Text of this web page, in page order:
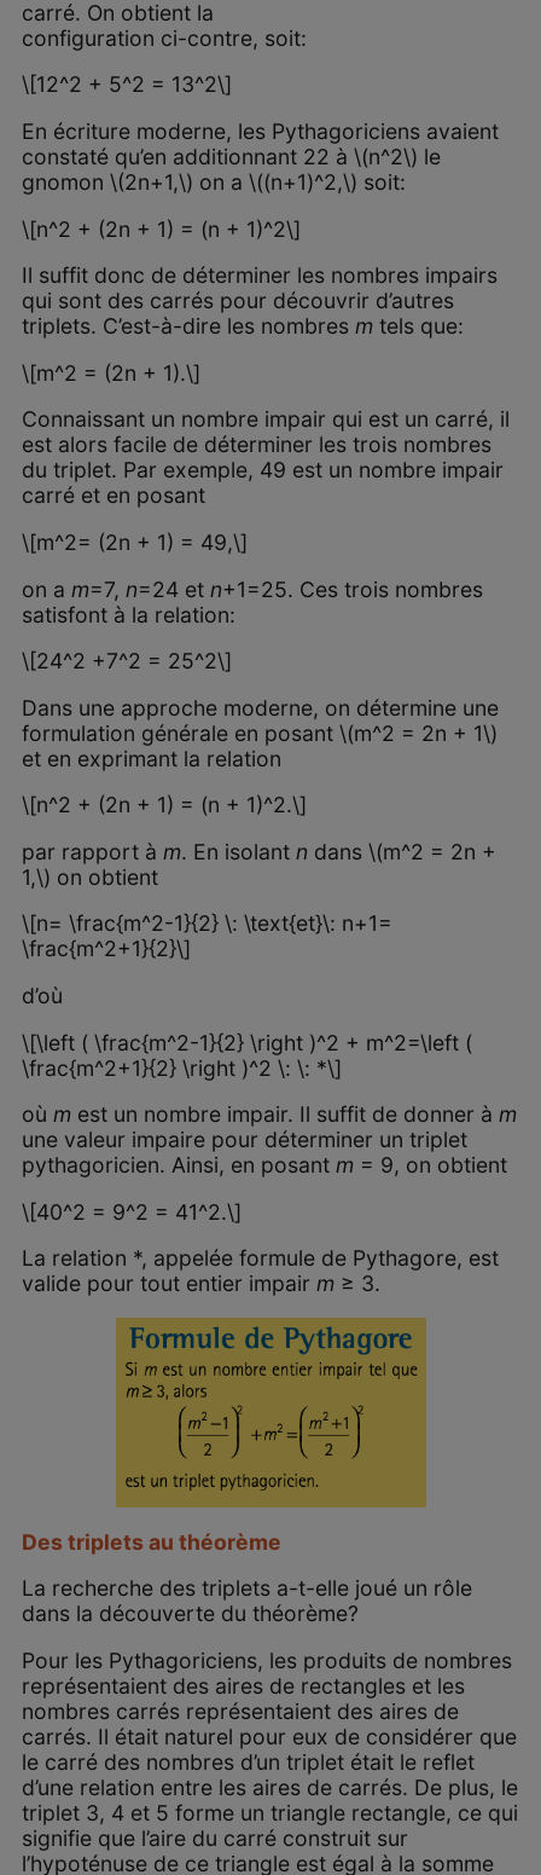
carré. On obtient la
configuration ci-contre, soit:
\[12^2 + 5^2 = 13^2\]
En écriture moderne, les Pythagoriciens avaient
constaté qu’en additionnant 22 à \(n^2\) le
gnomon \(2n+1,\) on a \((n+1)^2,\) soit:
\[n^2 + (2n + 1) = (n + 1)^2\]
Il suffit donc de déterminer les nombres impairs
qui sont des carrés pour découvrir d’autres
triplets. C’est-à-dire les nombres mtels que:
\[m^2 = (2n + 1).\]
Connaissant un nombre impair qui est un carré, il
est alors facile de déterminer les trois nombres
du triplet. Par exemple, 49 est un nombre impair
carré et en posant
\[m^2= (2n + 1) = 49,\]
on a m=7, n=24 et n+1=25. Ces trois nombres
satisfont à la relation:
\[24^2 +7^2 = 25^2\]
Dans une approche moderne, on détermine une
formulation générale en posant \(m^2 = 2n + 1\)
et en exprimant la relation
\[n^2 + (2n + 1) = (n + 1)^2.\]
par rapport à m. En isolant n dans \(m^2 = 2n +
1,\) on obtient
\[n= \frac{m^2-1}{2} \: \text{et}\: n+1=
\frac{m^2+1}{2}\]
d’où
\[\left ( \frac{m^2-1}{2} \right )^2 + m^2=\left (
\frac{m^2+1}{2} \right )^2 \: \: *\]
où mest un nombre impair. Il suffit de donner à m
une valeur impaire pour déterminer un triplet
pythagoricien. Ainsi, en posant m= 9, on obtient
\[40^2 = 9^2 = 41^2.\]
La relation *, appelée formule de Pythagore, est
valide pour tout entier impair m≥ 3.
Des triplets au théorème
La recherche des triplets a-t-elle joué un rôle
dans la découverte du théorème?
Pour les Pythagoriciens, les produits de nombres
représentaient des aires de rectangles et les
nombres carrés représentaient des aires de
carrés. Il était naturel pour eux de considérer que
le carré des nombres d’un triplet était le reflet
d’une relation entre les aires de carrés. De plus, le
triplet 3, 4 et 5 forme un triangle rectangle, ce qui
signifie que l’aire du carré construit sur
l’hypoténuse de ce triangle est égal à la somme